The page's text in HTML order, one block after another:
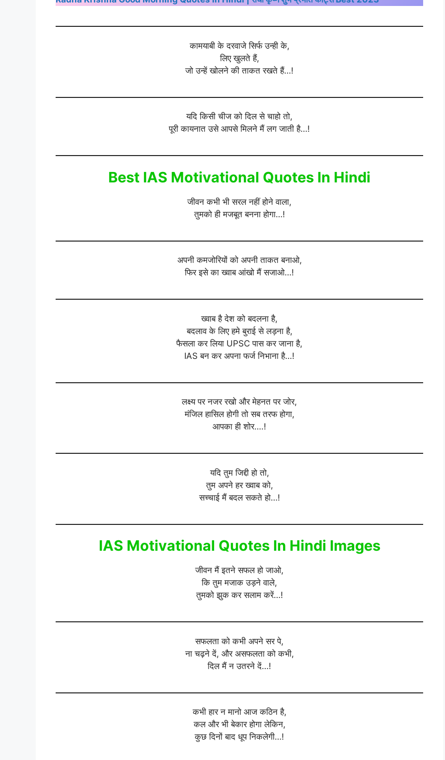
कामयाबी के दरवाजे सिर्फ उन्ही के,
लिए खुलते हैं,
जो उन्हें खोलने की ताकत रखते हैं…!
यदि किसी चीज को दिल से चाहो तो,
पूरी कायनात उसे आपसे मिलने मैं लग जाती है…!
Best IAS Motivational Quotes In Hindi
जीवन कभी भी सरल नहीं होने वाला,
तुमको ही मजबूत बनना होगा…!
अपनी कमजोरियों को अपनी ताकत बनाओ,
फिर इसे का ख्वाब आंखो मैं सजाओ…!
ख्वाब है देश को बदलना है,
बदलाव के लिए हमे बुराई से लड़ना है,
फैसला कर लिया UPSC पास कर जाना है,
IAS बन कर अपना फर्ज निभाना है…!
लक्ष्य पर नजर रखो और मेहनत पर जोर,
मंजिल हासिल होगी तो सब तरफ होगा,
आपका ही शोर….!
यदि तुम जिद्दी हो तो,
तुम अपने हर ख्वाब को,
सच्चाई मैं बदल सकते हो…!
IAS Motivational Quotes In Hindi Images
जीवन मैं इतने सफल हो जाओ,
कि तुम मजाक उड़ने वाले,
तुमको झुक कर सलाम करें…!
सफलता को कभी अपने सर पे,
ना चढ़ने दें, और असफलता को कभी,
दिल मैं न उतरने दें…!
कभी हार न मानो आज कठिन है,
कल और भी बेकार होगा लेकिन,
कुछ दिनों बाद धूप निकलेगी…!